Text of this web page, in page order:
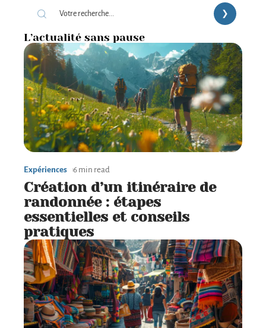
L’actualité sans pause
Expériences 6 min read
Création d’un itinéraire de
randonnée : étapes
essentielles et conseils
pratiques